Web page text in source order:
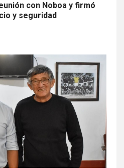
con Noboa y firmó
y seguridad